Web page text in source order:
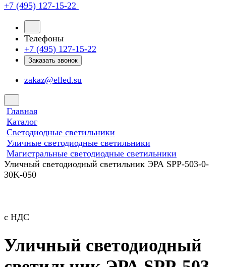
+7 (495) 127-15-22
Телефоны
+7 (495) 127-15-22
Заказать звонок
zakaz@elled.su
Главная
Каталог
Светодиодные светильники
Уличные светодиодные светильники
Магистральные светодиодные светильники
Уличный светодиодный светильник ЭРА SPP-503-0-
30K-050
с НДС
Уличный светодиодный